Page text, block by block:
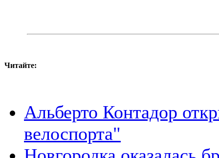
Читайте:
Альберто Контадор
велоспорта"